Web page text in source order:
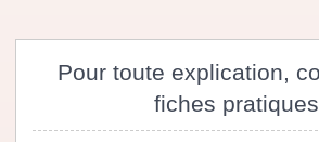
Pour toute explication,
fiches